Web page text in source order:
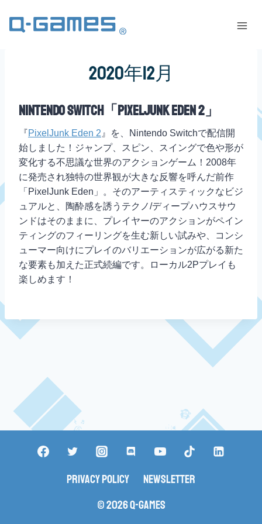
2020年12月
Nintendo Switch「PixelJunk Eden 2」
『PixelJunk Eden 2 』を、Nintendo Switchで配信開
始しました！ジャンプ、スピン、スイングで色や形が
変化する不思議な世界のアクションゲーム！2008年
に発売され独特の世界観が大きな反響を呼んだ前作
「PixelJunk Eden」。そのアーティスティックなビジ
ュアルと、陶酔感を誘うテクノ/ディープハウスサウ
ンドはそのままに、プレイヤーのアクションがペイン
ティングのフィーリングを生む新しい試みや、コンシ
ューマー向けにプレイのバリエーションが広がる新た
な要素も加えた正式続編です。ローカル2Pプレイも
楽しめます！
Privacy Policy
Newsletter
© 2026 Q-Games